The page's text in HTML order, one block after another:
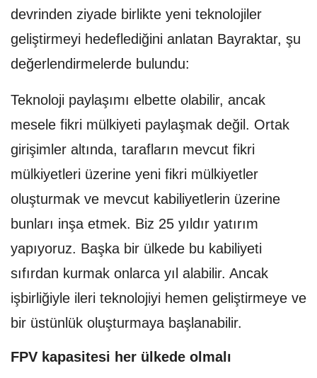
devrinden ziyade birlikte yeni teknolojiler
geliştirmeyi hedeflediğini anlatan Bayraktar, şu
değerlendirmelerde bulundu:
Teknoloji paylaşımı elbette olabilir, ancak
mesele fikri mülkiyeti paylaşmak değil. Ortak
girişimler altında, tarafların mevcut fikri
mülkiyetleri üzerine yeni fikri mülkiyetler
oluşturmak ve mevcut kabiliyetlerin üzerine
bunları inşa etmek. Biz 25 yıldır yatırım
yapıyoruz. Başka bir ülkede bu kabiliyeti
sıfırdan kurmak onlarca yıl alabilir. Ancak
işbirliğiyle ileri teknolojiyi hemen geliştirmeye ve
bir üstünlük oluşturmaya başlanabilir.
FPV kapasitesi her ülkede olmalı